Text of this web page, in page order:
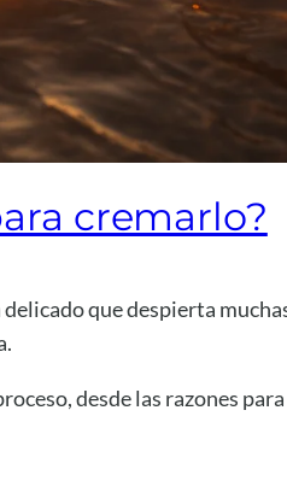
cremarlo?
que despierta
desde las razones